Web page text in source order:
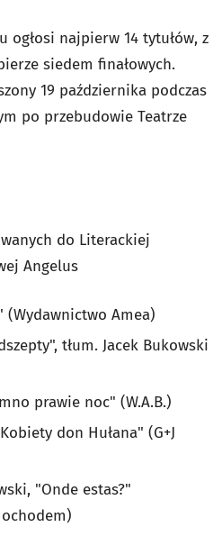
ogłosi najpierw 14 tytułów, z
siedem finałowych.
19 października podczas
po przebudowie Teatrze
do Literackiej
Angelus
(Wydawnictwo Amea)
tłum. Jacek Bukowski
prawie noc" (W.A.B.)
don Hułana" (G+J
"Onde estas?"